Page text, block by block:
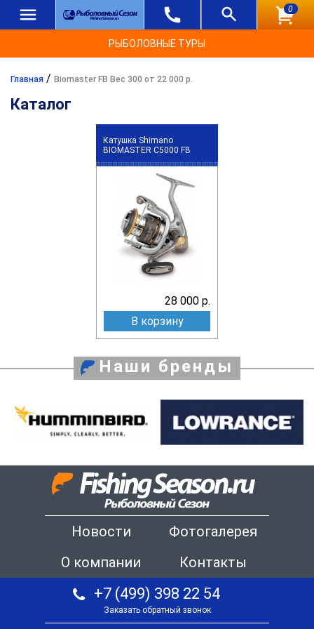
0
РЫБОЛОВНЫЕ ТУРЫ
Главная / Biomaster FB Вес 300 от 22 000 р.
Каталог
Катушка Shimano
BIOMASTER C5000 FB
28 000 р.
В корзину
Наши бренды
Новости
Фотогалерея
О компании
Контакты
+7 (499) 398 22 54
Заказать обратный звонок